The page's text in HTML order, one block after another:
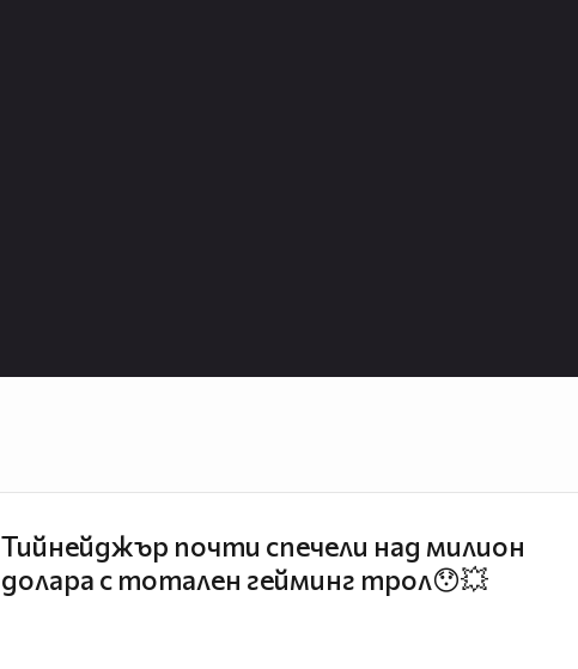
Тийнейджър почти спечели над милион
долара с тотален гейминг трол😯💥